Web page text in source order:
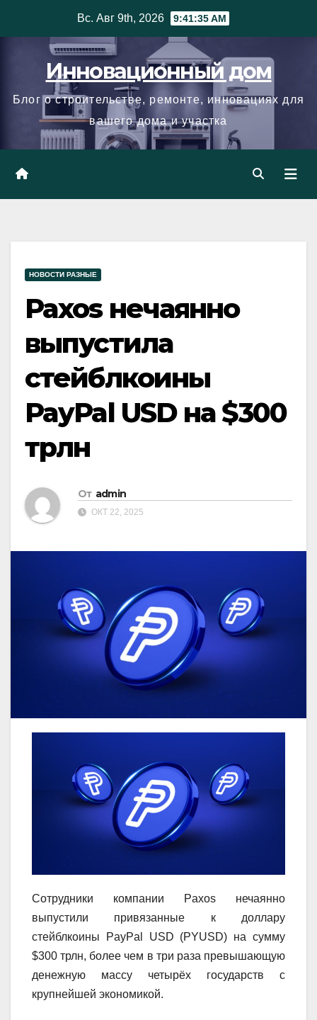
Вс. Авг 9th, 2026 9:41:36 AM
Инновационный дом
Блог о строительстве, ремонте, инновациях для
вашего дома и участка
НОВОСТИ РАЗНЫЕ
Paxos нечаянно
выпустила
стейблкоины
PayPal USD на $300
трлн
От admin
ОКТ 22, 2025
Сотрудники компании Paxos нечаянно
выпустили привязанные к доллару
стейблкоины PayPal USD (PYUSD) на сумму
$300 трлн, более чем в три раза превышающую
денежную массу четырёх государств с
крупнейшей экономикой.